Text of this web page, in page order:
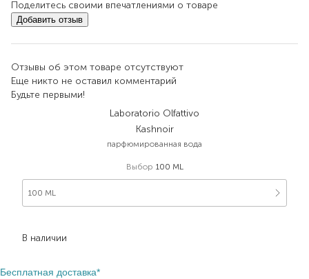
Поделитесь своими впечатлениями о товаре
Добавить отзыв
Отзывы об этом товаре отсутствуют
Еще никто не оставил комментарий
Будьте первыми!
Laboratorio Olfattivo
Kashnoir
парфюмированная вода
Выбор 100 ML
100 ML
В наличии
Бесплатная доставка*